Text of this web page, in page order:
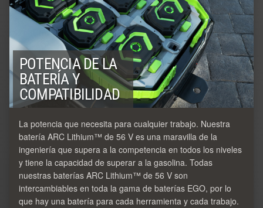
POTENCIA DE LA
BATERÍA Y
COMPATIBILIDAD
La potencia que necesita para cualquier trabajo. Nuestra
batería ARC Lithium™ de 56 V es una maravilla de la
ingeniería que supera a la competencia en todos los niveles
y tiene la capacidad de superar a la gasolina. Todas
nuestras baterías ARC Lithium™ de 56 V son
intercambiables en toda la gama de baterías EGO, por lo
que hay una batería para cada herramienta y cada trabajo.